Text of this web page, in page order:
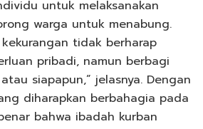
untuk melaksanakan
warga untuk menabung.
kekurangan tidak berharap
pribadi, namun berbagi
siapapun,” jelasnya. Dengan
diharapkan berbahagia pada
bahwa ibadah kurban